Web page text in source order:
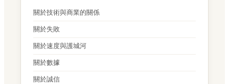
關於技術與商業的關係
關於失敗
關於速度與護城河
關於數據
關於誠信